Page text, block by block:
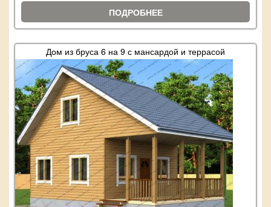
ПОДРОБНЕЕ
Дом из бруса 6 на 9 с мансардой и террасой